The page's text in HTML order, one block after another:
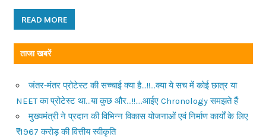
READ MORE
ताजा खबरें
जंतर-मंतर प्रोटेस्ट की सच्चाई क्या है…!!…क्या ये सच में कोई छात्र या
NEET का प्रोटेस्ट था…या कुछ और…!!….आईए Chronology समझते हैं
मुख्यमंत्री ने प्रदान की विभिन्न विकास योजनाओं एवं निर्माण कार्यों के लिए
₹1967 करोड़ की वित्तीय स्वीकृति